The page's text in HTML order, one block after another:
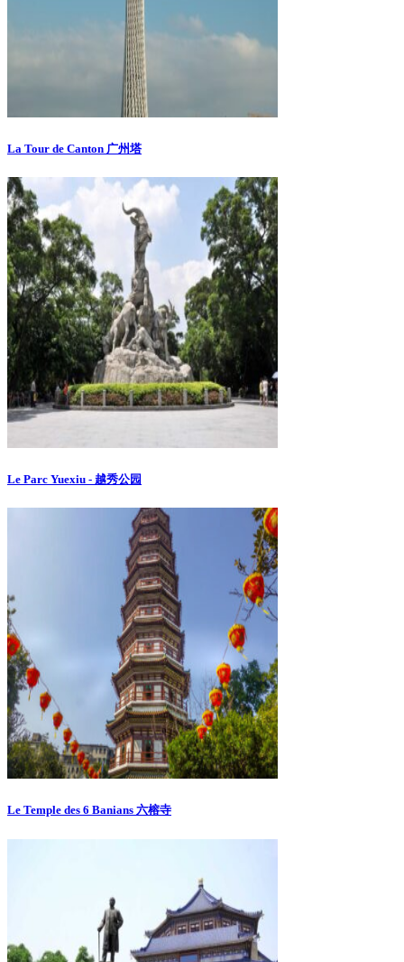
La Tour de Canton 广州塔
Le Parc Yuexiu - 越秀公园
Le Temple des 6 Banians 六榕寺